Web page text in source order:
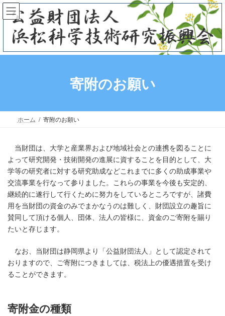
コ
ン
へ
ナ
ビ
ョ
寄附のお願い
ホーム 寄附のお願い
当財団は、大学と産業界および地域社会との連携を図ることに
よって研究開発・技術開発の進展に資することを目的として、大
学等の研究者に対する研究助成などこれまでに多くの助成事業や
交流事業を行なって参りました。これらの事業を今後も安定的、
継続的に遂行して行くために努力をしているところですが、諸費
用を当財団の資金のみでまかなうのは難しく、財団設立の趣旨に
賛同して頂ける個人、団体、法人の皆様に、資金のご寄附を賜り
たいと存じます。
なお、当財団は静岡県より「公益財団法人」として認定されて
おりますので、ご寄附につきましては、税法上の優遇措置を受け
ることができます。
寄附金の種類